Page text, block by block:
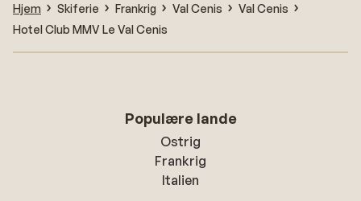
Hjem Skiferie Frankrig Val Cenis
Val Cenis
Hotel Club MMV Le Val Cenis
Populære lande
Ostrig
Frankrig
Italien